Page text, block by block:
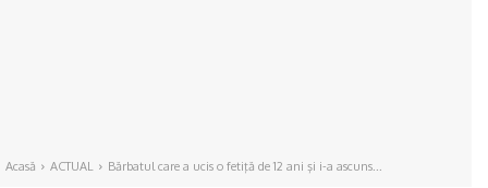
Acasă ACTUAL Bărbatul care a ucis o fetiţă de 12 ani şi i-a ascuns...